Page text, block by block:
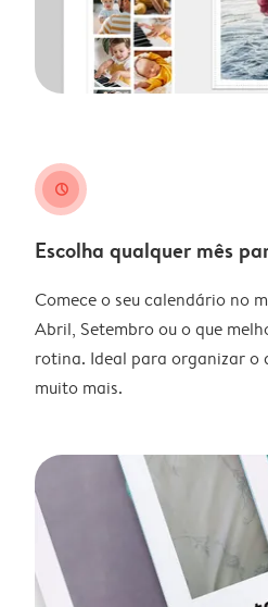
clock
Escolha qualquer mês
Comece o seu calendário no
Abril, Setembro ou o que
rotina. Ideal para organizar o
muito mais.